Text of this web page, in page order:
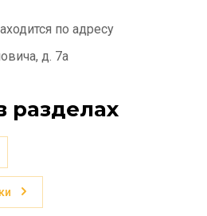
по адресу
д. 7а
разделах